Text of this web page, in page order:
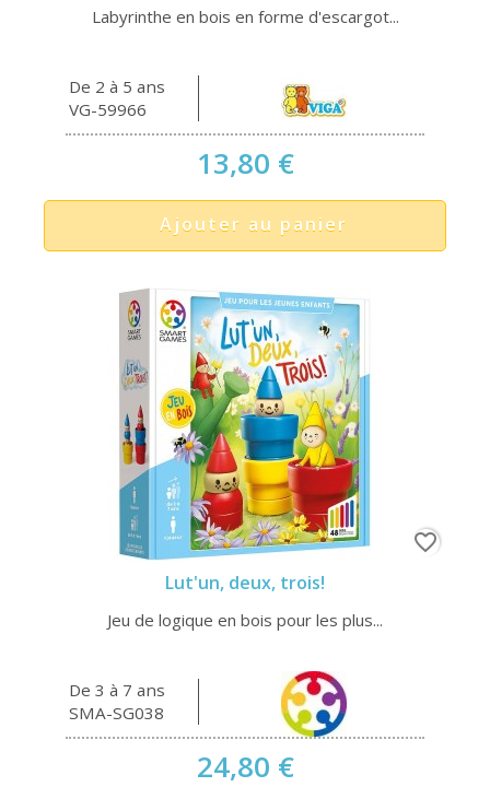
Labyrinthe en bois en forme d'escargot...
De 2 à 5 ans
VG-59966
13,80 €
Ajouter au panier
Lut'un, deux, trois!
Jeu de logique en bois pour les plus...
De 3 à 7 ans
SMA-SG038
24,80 €
favorite_border